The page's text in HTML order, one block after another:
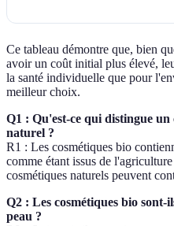
Ce tableau démontre que, bien
avoir un coût initial plus élevé,
la santé individuelle que pour
meilleur choix.
Q1 : Qu'est-ce qui distingue
naturel ?
R1 : Les cosmétiques bio
comme étant issus de
cosmétiques naturels peuvent
Q2 : Les cosmétiques bio sont-
peau ?